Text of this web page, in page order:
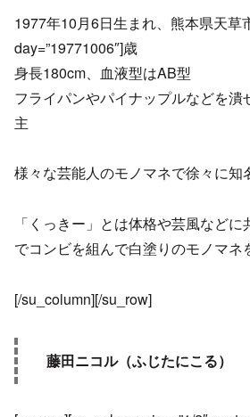
1977年10月6日生まれ、熊本県天草
day=”19771006″]歳
身長180cm、血液型はAB型
フライパンやパイナップルなどを潰
主
様々な芸能人のモノマネで徐々に知
「くっきー」とは体格や芸風など
でコンビを組んで白塗りのモノマネ
[/su_column][/su_row]
藤田ニコル（ふじたにこる）